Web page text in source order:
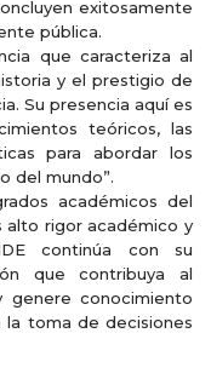
exitosamente
pública.
que caracteriza al
y el prestigio de
Su presencia aquí es
teóricos, las
para abordar los
del mundo”.
académicos del
alto rigor académico y
continúa con su
que contribuya al
genere conocimiento
toma de decisiones